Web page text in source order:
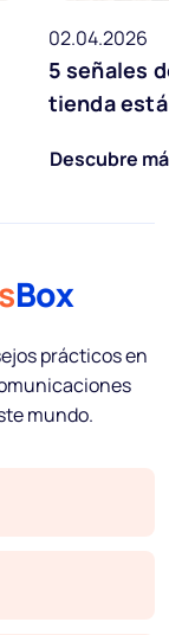
02.04.2026
5 señales
tienda
Descubre
Box
prácticos en
mundo.